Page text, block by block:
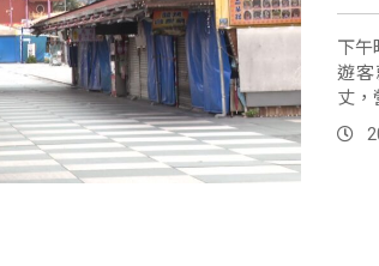
下午
遊
丈，